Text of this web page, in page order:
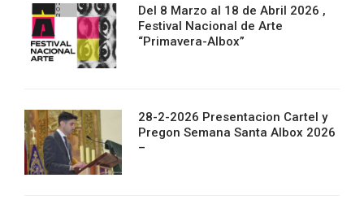
Del 8 Marzo al 18 de Abril 2026 ,
Festival Nacional de Arte
“Primavera-Albox”
28-2-2026 Presentacion Cartel y
Pregon Semana Santa Albox 2026
–